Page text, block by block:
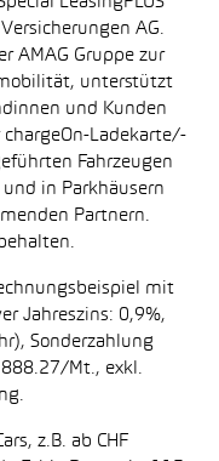
AG.
AMAG Gruppe zur
unterstützt
und Kunden
Ladekarte/-
Fahrzeugen
in Parkhäusern
Partnern.
mit
Jahreszins: 0,9%,
Sonderzahlung
888.27/Mt., exkl.
z.B. ab CHF